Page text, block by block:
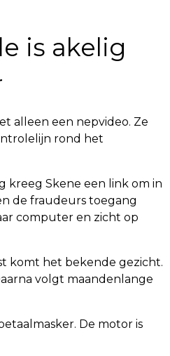
is akelig
alleen een nepvideo. Ze
rond het
kreeg Skene een link om in
de fraudeurs toegang
computer en zicht op
komt het bekende gezicht.
volgt maandenlange
De motor is